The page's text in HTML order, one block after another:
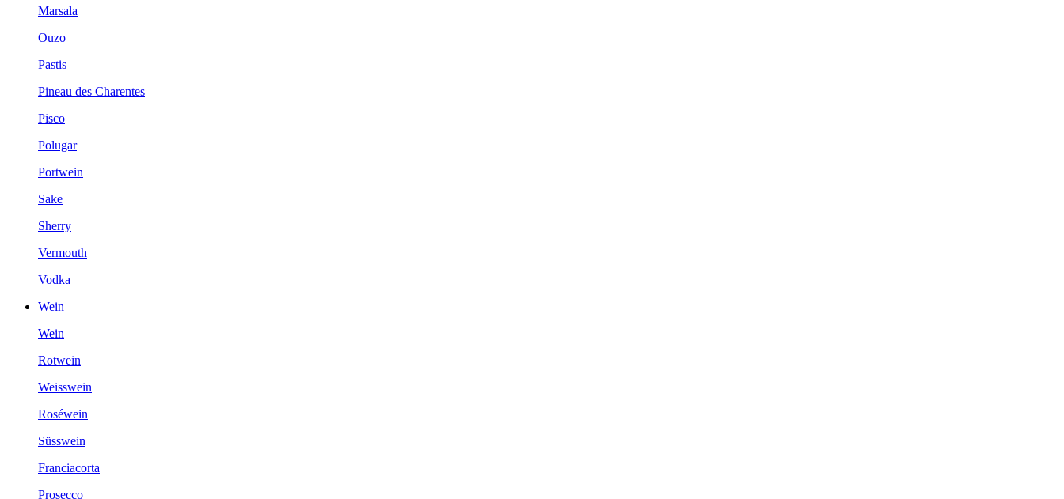
Marsala
Ouzo
Pastis
Pineau des Charentes
Pisco
Polugar
Portwein
Sake
Sherry
Vermouth
Vodka
Wein
Wein
Rotwein
Weisswein
Roséwein
Süsswein
Franciacorta
Prosecco